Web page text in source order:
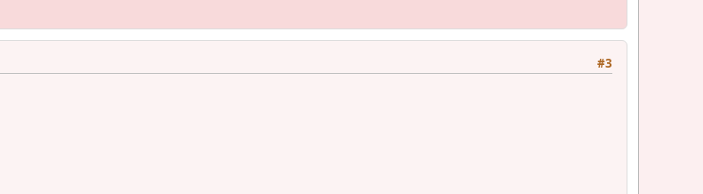
#3